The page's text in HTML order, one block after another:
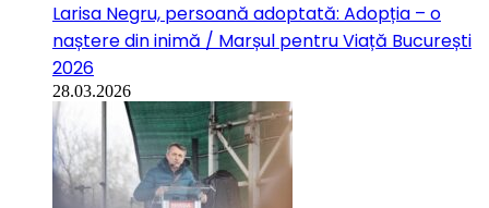
Larisa Negru, persoană adoptată: Adopția – o
naștere din inimă / Marșul pentru Viață București
2026
28.03.2026